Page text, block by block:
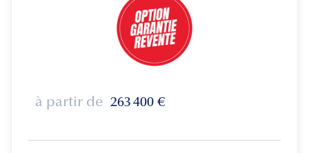
à partir de 263 400 €